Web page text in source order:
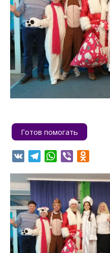
Готов помогать
VK TelegramWhatsApp
Viber